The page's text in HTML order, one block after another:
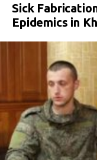
Sick
Epidemics in